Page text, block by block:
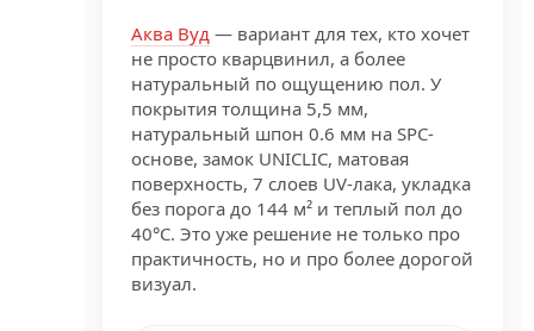
Аква Вуд — вариант для тех, кто хочет
не просто кварцвинил, а более
натуральный по ощущению пол. У
покрытия толщина 5,5 мм,
натуральный шпон 0.6 мм на SPC-
основе, замок UNICLIC, матовая
поверхность, 7 слоев UV-лака, укладка
без порога до 144 м² и теплый пол до
40°C. Это уже решение не только про
практичность, но и про более дорогой
визуал.